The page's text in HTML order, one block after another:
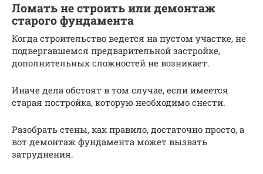
Ломать не строить или демонтаж
старого фундамента
Когда строительство ведется на пустом участке, не
подвергавшемся предварительной застройке,
дополнительных сложностей не возникает.
Иначе дела обстоят в том случае, если имеется
старая постройка, которую необходимо снести.
Разобрать стены, как правило, достаточно просто, а
вот демонтаж фундамента может вызвать
затруднения.